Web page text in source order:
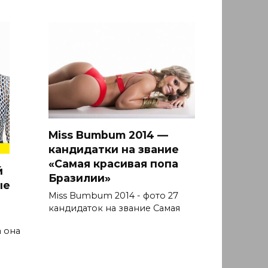
она
Miss Bumbum 2014 —
кандидатки на звание
«Самая красивая попа
Бразилии»
Miss Bumbum 2014 - фото 27
кандидаток на звание Самая